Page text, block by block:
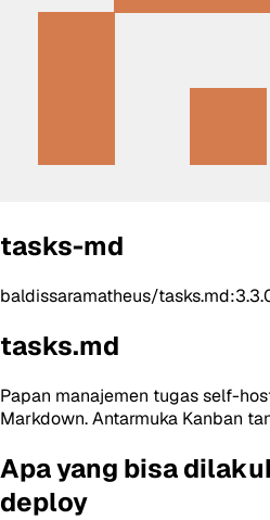
tasks-md
baldissaramatheus/
tasks.md
Papan manajemen tugas self-
Markdown. Antarmuka Kanban
Apa yang bisa
deploy